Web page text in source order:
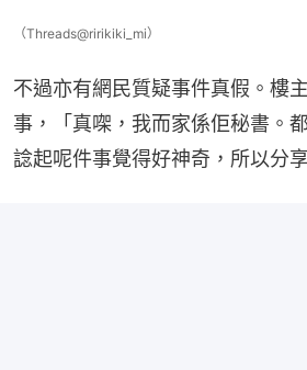
（Threads@ririkiki_mi）
不過亦有網民質疑事件真假。樓
事，「真㗎，我而家係佢秘書。
諗起呢件事覺得好神奇，所以分